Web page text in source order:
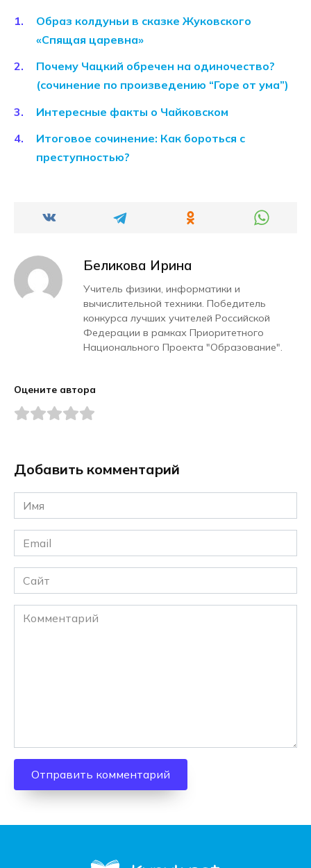
Образ колдуньи в сказке Жуковского
«Спящая царевна»
Почему Чацкий обречен на одиночество?
(сочинение по произведению “Горе от ума”)
Интересные факты о Чайковском
Итоговое сочинение: Как бороться с
преступностью?
Беликова Ирина
Учитель физики, информатики и
вычислительной техники. Победитель
конкурса лучших учителей Российской
Федерации в рамках Приоритетного
Национального Проекта "Образование".
Оцените автора
Добавить комментарий
Имя
*
Email
*
Сайт
Комментарий